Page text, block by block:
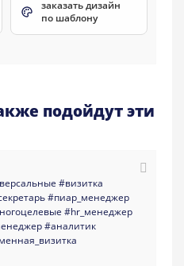
заказать дизайн
по шаблону
подойдут эти
#визитка
#пиар_менеджер
#hr_менеджер
#аналитик